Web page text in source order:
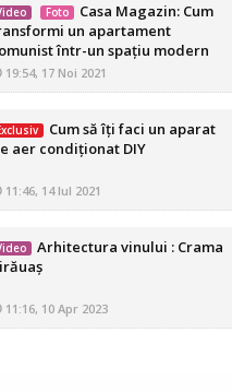
Foto
Casa Magazin: Cum
un apartament
într-un spațiu modern
19:54, 17 Noi 2021
Cum să îți faci un aparat
aer condiționat DIY
11:46, 14 Iul 2021
Arhitectura vinului : Crama
11:16, 10 Apr 2023